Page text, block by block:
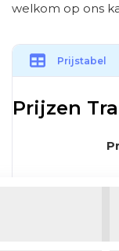
welkom op ons
Prijstabel
Prijzen